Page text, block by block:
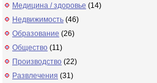
Медицина / здоровье (14)
Недвижимость (46)
Образование (26)
Общество (11)
Производство (22)
Развлечения (31)